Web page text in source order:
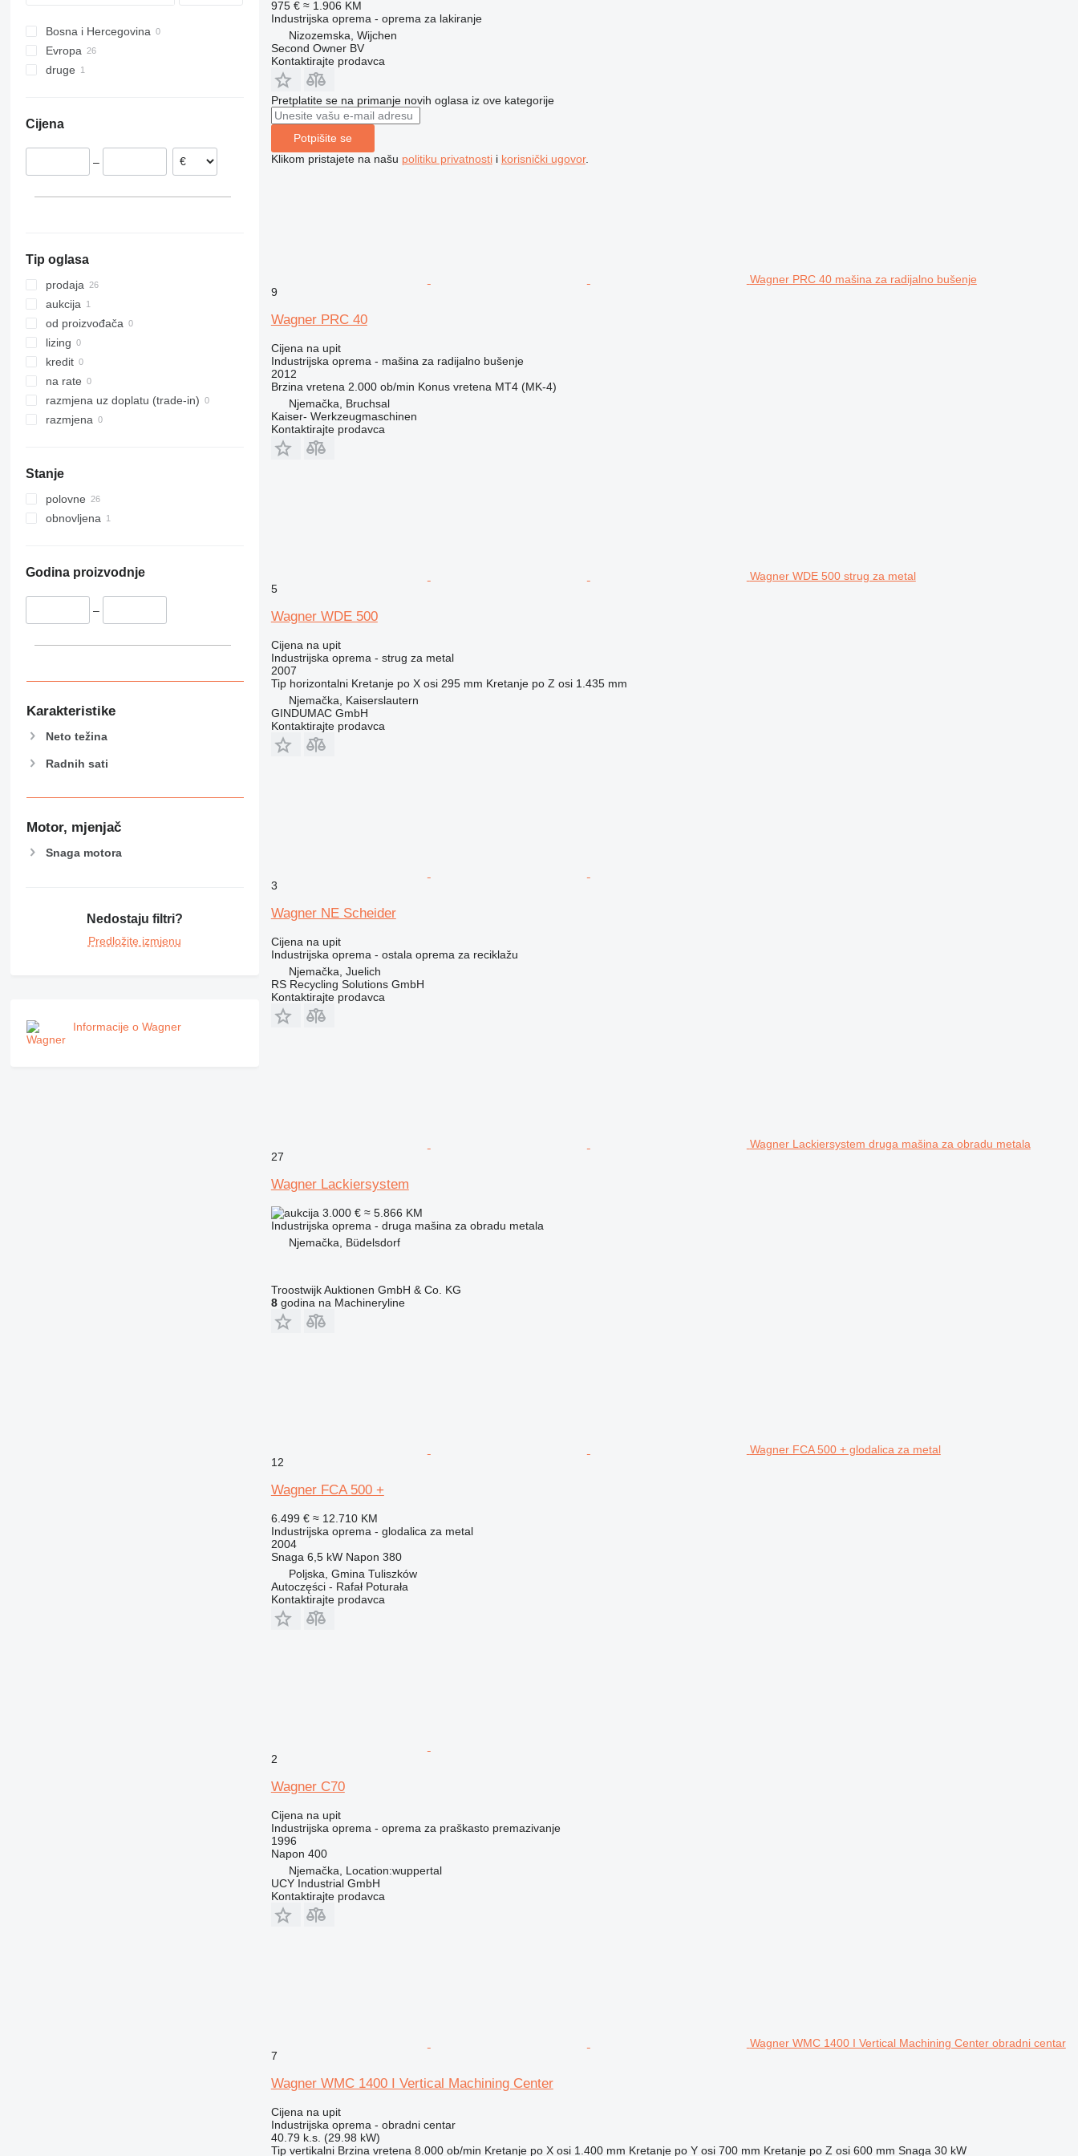
XRHS
XRVS
ZT
V-series
StitchLiner
VAC
Bosna i Hercegovina
Evropa
Njemačka
druge
Cijena
–
Tip oglasa
prodaja
aukcija
od proizvođača
lizing
kredit
na rate
razmjena uz doplatu (trade-in)
razmjena
Stanje
polovne
obnovljena
Godina proizvodnje
–
Karakteristike
Neto težina
Radnih sati
Motor, mjenjač
Snaga motora
Nedostaju filtri?
Predložite izmjenu
Informacije o Wagner
975 € ≈ 1.906 KM
Industrijska oprema - oprema za lakiranje
Nizozemska, Wijchen
Second Owner BV
Kontaktirajte prodavca
Pretplatite se na primanje novih oglasa iz ove kategorije
Potpišite se
Klikom pristajete na našu politiku privatnostii korisnički ugovor.
Wagner PRC 40 mašina za radijalno bušenje
9
Wagner PRC 40
Cijena na upit
Industrijska oprema - mašina za radijalno bušenje
2012
Brzina vretena 2.000 ob/min Konus vretena MT4 (MK-4)
Njemačka, Bruchsal
Kaiser- Werkzeugmaschinen
Kontaktirajte prodavca
Wagner WDE 500 strug za metal
5
Wagner WDE 500
Cijena na upit
Industrijska oprema - strug za metal
2007
Tip horizontalni Kretanje po X osi 295 mm Kretanje po Z osi 1.435 mm
Njemačka, Kaiserslautern
GINDUMAC GmbH
Kontaktirajte prodavca
3
Wagner NE Scheider
Cijena na upit
Industrijska oprema - ostala oprema za reciklažu
Njemačka, Juelich
RS Recycling Solutions GmbH
Kontaktirajte prodavca
Wagner Lackiersystem druga mašina za obradu metala
27
Wagner Lackiersystem
3.000 € ≈ 5.866 KM
Industrijska oprema - druga mašina za obradu metala
Njemačka, Büdelsdorf
Troostwijk Auktionen GmbH & Co. KG
8godina na Machineryline
Wagner FCA 500 + glodalica za metal
12
Wagner FCA 500 +
6.499 € ≈ 12.710 KM
Industrijska oprema - glodalica za metal
2004
Snaga 6,5 kW Napon 380
Poljska, Gmina Tuliszków
Autoczęści - Rafał Poturała
Kontaktirajte prodavca
2
Wagner C70
Cijena na upit
Industrijska oprema - oprema za praškasto premazivanje
1996
Napon 400
Njemačka, Location:wuppertal
UCY Industrial GmbH
Kontaktirajte prodavca
Wagner WMC 1400 I Vertical Machining Center obradni centar
7
Wagner WMC 1400 I Vertical Machining Center
Cijena na upit
Industrijska oprema - obradni centar
40.79 k.s. (29.98 kW)
Tip vertikalni Brzina vretena 8.000 ob/min Kretanje po X osi 1.400 mm Kretanje po Y osi 700 mm Kretanje po Z osi 600 mm Snaga 30 kW